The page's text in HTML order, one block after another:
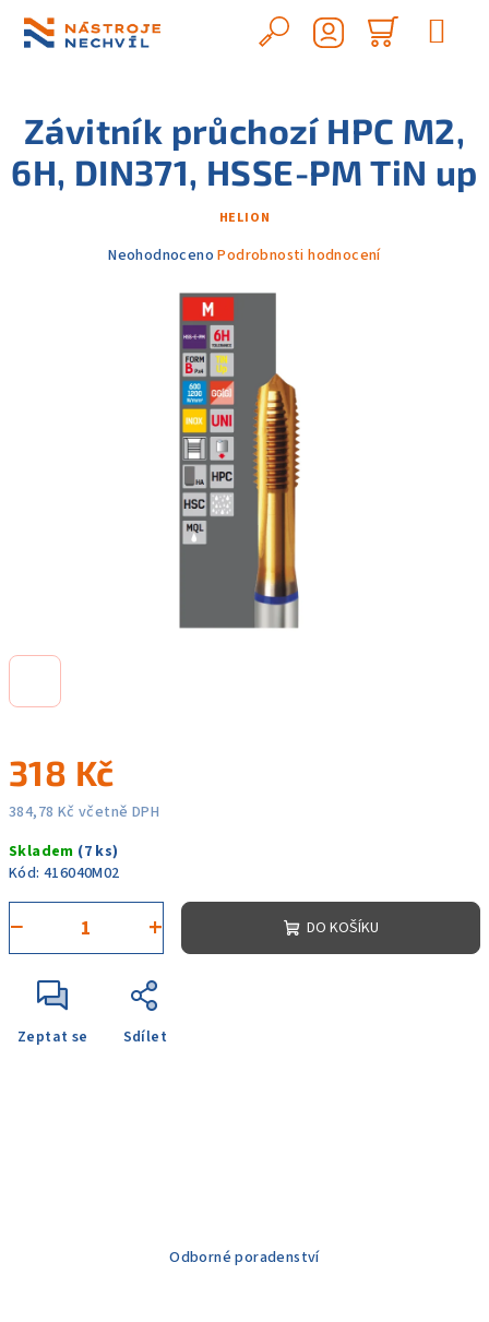
obsah
Hledat
košík
318 Kč
384,78 Kč včetně DPH
cena:
Skladem (7 ks)
Kód: 416040M02
+
− DO KOŠÍKU
Zeptat se Sdílet
Závitník průchozí HPC M2,
6H, DIN371, HSSE-PM TiN up
HELION
Průměrné
hvězdiček.
Neohodnoceno Podrobnosti hodnocení
Odborné poradenství